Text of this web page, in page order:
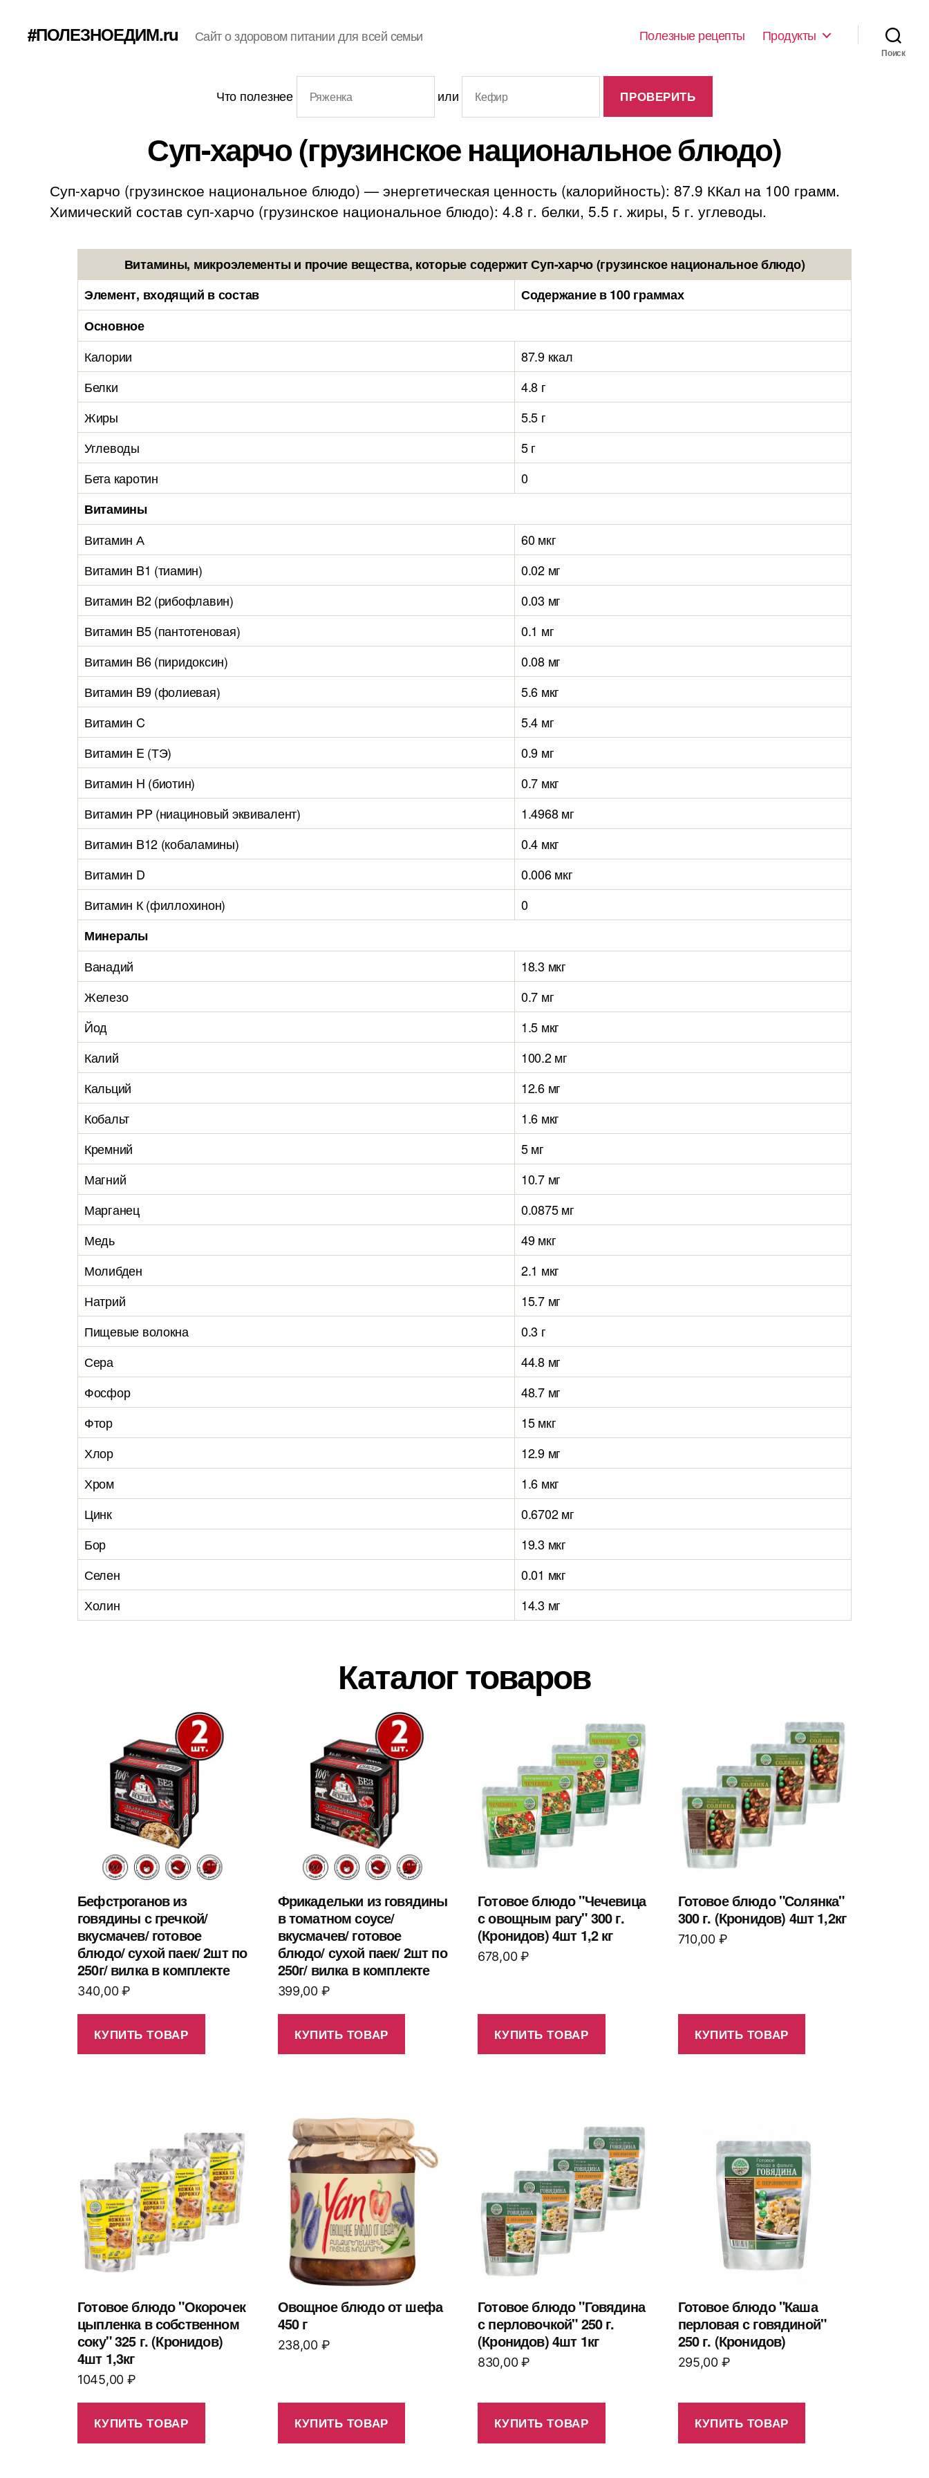
#ПОЛЕЗНОЕДИМ.ru Сайт о здоровом питании для всей семьи Полезные рецепты Продукты
Поиск
Что полезнее или
Суп-харчо (грузинское национальное блюдо)
Суп-харчо (грузинское национальное блюдо) — энергетическая ценность (калорийность): 87.9 ККал на 100 грамм.
Химический состав суп-харчо (грузинское национальное блюдо): 4.8 г. белки, 5.5 г. жиры, 5 г. углеводы.
Витамины, микроэлементы и прочие вещества, которые содержит Суп-харчо (грузинское национальное блюдо)
Элемент, входящий в состав
Содержание в 100 граммах
Основное
Калории
87.9 ккал
Белки
4.8 г
Жиры
5.5 г
Углеводы
5 г
Бета каротин
0
Витамины
Витамин А
60 мкг
Витамин B1 (тиамин)
0.02 мг
Витамин B2 (рибофлавин)
0.03 мг
Витамин B5 (пантотеновая)
0.1 мг
Витамин B6 (пиридоксин)
0.08 мг
Витамин B9 (фолиевая)
5.6 мкг
Витамин C
5.4 мг
Витамин E (ТЭ)
0.9 мг
Витамин H (биотин)
0.7 мкг
Витамин PP (ниациновый эквивалент)
1.4968 мг
Витамин B12 (кобаламины)
0.4 мкг
Витамин D
0.006 мкг
Витамин К (филлохинон)
0
Минералы
Ванадий
18.3 мкг
Железо
0.7 мг
Йод
1.5 мкг
Калий
100.2 мг
Кальций
12.6 мг
Кобальт
1.6 мкг
Кремний
5 мг
Магний
10.7 мг
Марганец
0.0875 мг
Медь
49 мкг
Молибден
2.1 мкг
Натрий
15.7 мг
Пищевые волокна
0.3 г
Сера
44.8 мг
Фосфор
48.7 мг
Фтор
15 мкг
Хлор
12.9 мг
Хром
1.6 мкг
Цинк
0.6702 мг
Бор
19.3 мкг
Селен
0.01 мкг
Холин
14.3 мг
Каталог товаров
Бефстроганов из
говядины с гречкой/
вкусмачев/ готовое
блюдо/ сухой паек/ 2шт по
250г/ вилка в комплекте
340,00₽
КУПИТЬ ТОВАР
Фрикадельки из говядины
в томатном соусе/
вкусмачев/ готовое
блюдо/ сухой паек/ 2шт по
250г/ вилка в комплекте
399,00 ₽
КУПИТЬ ТОВАР
Готовое блюдо "Чечевица
с овощным рагу" 300 г.
(Кронидов) 4шт 1,2 кг
678,00₽
КУПИТЬ ТОВАР
Готовое блюдо "Солянка"
300 г. (Кронидов) 4шт 1,2кг
710,00 ₽
КУПИТЬ ТОВАР
Готовое блюдо "Окорочек
цыпленка в собственном
соку" 325 г. (Кронидов)
4шт 1,3кг
1045,00 ₽
КУПИТЬ ТОВАР
Овощное блюдо от шефа
450 г
238,00 ₽
КУПИТЬ ТОВАР
Готовое блюдо "Говядина
с перловочкой" 250 г.
(Кронидов) 4шт 1кг
830,00₽
КУПИТЬ ТОВАР
Готовое блюдо "Каша
перловая с говядиной"
250 г. (Кронидов)
295,00 ₽
КУПИТЬ ТОВАР